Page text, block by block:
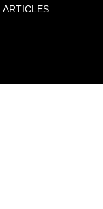
ARTICLES